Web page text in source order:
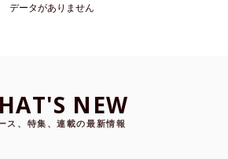
データがありません
NEW
ス、特集、連載の最新情報